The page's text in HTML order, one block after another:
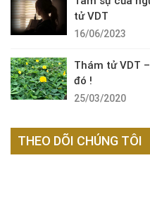
tử VDT
16/06/2023
Thám tử VDT
đó !
25/03/2020
THEO DÕI CHÚNG TÔI